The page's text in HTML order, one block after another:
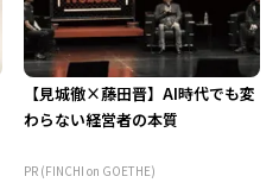
【見城徹×藤田晋】AI時代でも変
わらない経営者の本質
PR (FINCHI on GOETHE)